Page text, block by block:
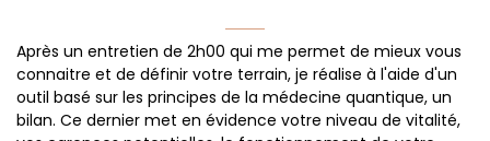
Après un entretien de 2h00 qui me permet de mieux vous
connaitre et de définir votre terrain, je réalise à l'aide d'un
outil basé sur les principes de la médecine quantique, un
bilan. Ce dernier met en évidence votre niveau de vitalité,